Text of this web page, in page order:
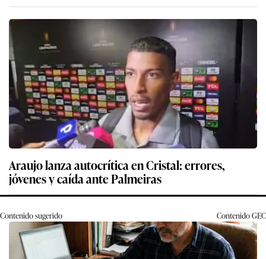
Araujo lanza autocrítica en Cristal: errores,
jóvenes y caída ante Palmeiras
Contenido sugerido ContenidoGEC